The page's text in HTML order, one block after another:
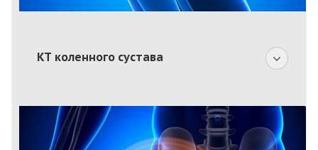
КТ коленного сустава